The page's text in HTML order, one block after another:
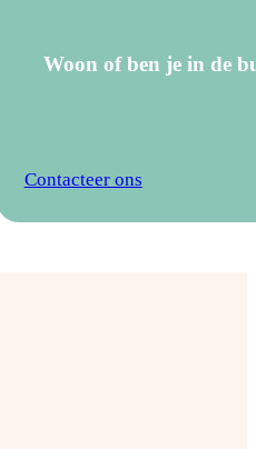
Woon of ben je in de
Contacteer ons